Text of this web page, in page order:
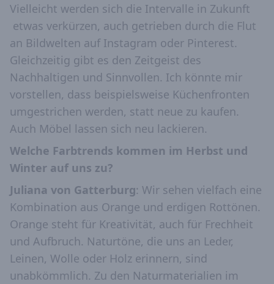
Vielleicht werden sich die Intervalle in Zukunft
etwas verkürzen, auch getrieben durch die Flut
an Bildwelten auf Instagram oder Pinterest.
Gleichzeitig gibt es den Zeitgeist des
Nachhaltigen und Sinnvollen. Ich könnte mir
vorstellen, dass beispielsweise Küchenfronten
umgestrichen werden, statt neue zu kaufen.
Auch Möbel lassen sich neu lackieren.
Welche Farbtrends kommen im Herbst und
Winter auf uns zu?
Juliana von Gatterburg: Wir sehen vielfach eine
Kombination aus Orange und erdigen Rottönen.
Orange steht für Kreativität, auch für Frechheit
und Aufbruch. Naturtöne, die uns an Leder,
Leinen, Wolle oder Holz erinnern, sind
unabkömmlich. Zu den Naturmaterialien im